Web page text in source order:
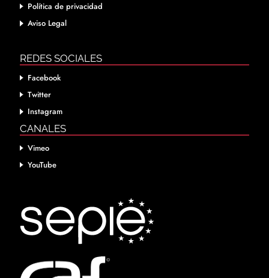
Política de privacidad
Aviso Legal
REDES SOCIALES
Facebook
Twitter
Instagram
CANALES
Vimeo
YouTube